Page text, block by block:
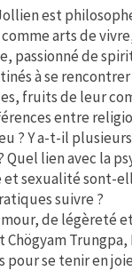
est
arts de
passionné de
à se rencontrer
fruits de leur
entre
? Y a-t-il
lien avec la
sexualité sont-
suivre ?
de légèreté
pour se tenir en